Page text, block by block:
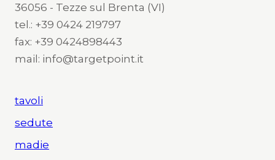
36056 - Tezze sul Brenta (VI)
tel.: +39 0424 219797
fax: +39 0424898443
mail: info@targetpoint.it
tavoli
sedute
madie